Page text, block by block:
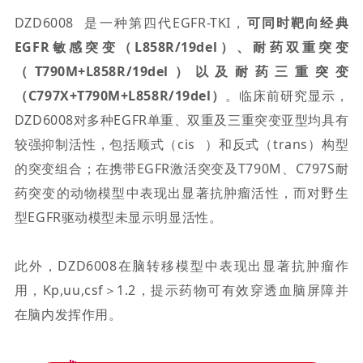
DZD6008 是一种第四代EGFR-TKI， 可同时靶向经典
EGFR敏感突变（L858R/19del）、耐药双重突变
（T790M+L858R/19del）以及耐药三重突变
（C797X+T790M+L858R/19del） 。 临床前研究显示，
DZD6008对多种EGFR单重、双重及三重突变亚型均具有
较强抑制活性，包括顺式（cis
）和反式（trans）构型
的突变组合；在携带EGFR激活突变及T790M、C797S耐
药突变的动物模型中表现出显著抗肿瘤活性，而对野生
型EGFR驱动模型未显示明显活性。
此外，DZD6008在脑转移模型中表现出显著抗肿瘤作
用，Kp,uu,csf＞1.2，提示药物可有效穿透血脑屏障并
在脑内发挥作用。